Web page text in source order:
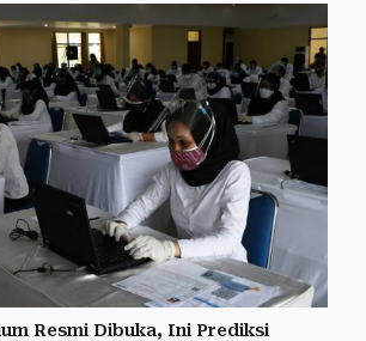
Resmi Dibuka, Ini Prediksi